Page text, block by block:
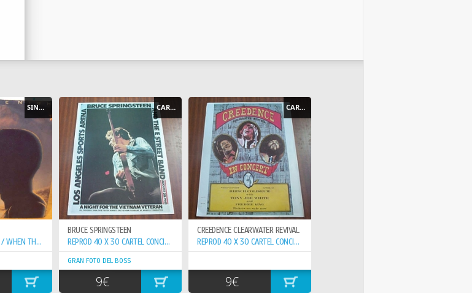
SINGLE
SO COLD THE NIGHT / WHEN THE WALLS COME...
CARTEL - POSTER
BRUCE SPRINGSTEEN
REPROD 40 X 30 CARTEL CONCIERTO 20-8-81 VETERAN VIETNAN
GRAN FOTO DEL BOSS
9€
CARTEL - POSTER
CREEDENCE CLEARWATER REVIVAL
REPROD 40 X 30 CARTEL CONCIERTO 15-6- ,
9€